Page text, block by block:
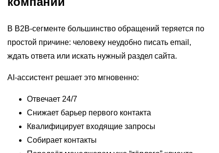
В B2B-сегменте большинство обращений теряется по
простой причине: человеку неудобно писать email,
ждать ответа или искать нужный раздел сайта.
AI-ассистент решает это мгновенно:
Отвечает 24/7
Снижает барьер первого контакта
Квалифицирует входящие запросы
Собирает контакты